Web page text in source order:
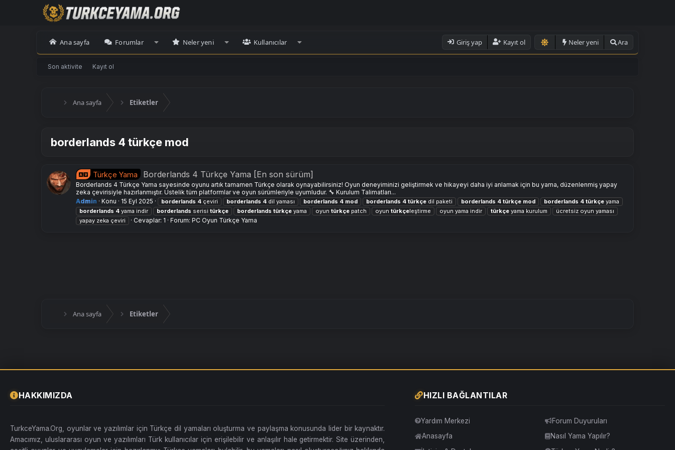
Ana sayfa Forumlar Neler yeni Kullanıcılar Giriş yap Kayıt ol Neler yeni Ara
Son aktivite Kayıt ol
Ana sayfa Etiketler
borderlands 4 türkçe mod
Türkçe Yama Borderlands 4 Türkçe Yama [En son sürüm]
Borderlands 4 Türkçe Yama sayesinde oyunu artık tamamen Türkçe olarak oynayabilirsiniz! Oyun deneyiminizi geliştirmek ve hikayeyi daha iyi anlamak için bu yama, düzenlenmiş yapay
zeka çevirisiyle hazırlanmıştır. Üstelik tüm platformlar ve oyun sürümleriyle uyumludur. 🔧 Kurulum Talimatları...
Admin
Konu 15 Eyl 2025 borderlands 4 çeviri borderlands 4 dil yaması borderlands 4 mod borderlands 4 türkçe dil paketi borderlands 4 türkçe mod borderlands 4 türkçe yama
borderlands 4 yama indir borderlands serisi türkçe borderlands türkçe yama oyun türkçe patch oyun türkçeleştirme oyun yama indir türkçe yama kurulum
ücretsiz oyun yaması
yapay zeka çeviri
Cevaplar: 1 Forum: PC Oyun Türkçe Yama
Ana sayfa Etiketler
HAKKIMIZDA
TurkceYama.Org, oyunlar ve yazılımlar için Türkçe dil yamaları oluşturma ve paylaşma konusunda lider bir kaynaktır.
Amacımız, uluslararası oyun ve yazılımları Türk kullanıcılar için erişilebilir ve anlaşılır hale getirmektir. Site üzerinden,
HIZLI BAĞLANTILAR
Yardım Merkezi
Anasayfa
Forum Duyuruları
Nasıl Yama Yapılır?